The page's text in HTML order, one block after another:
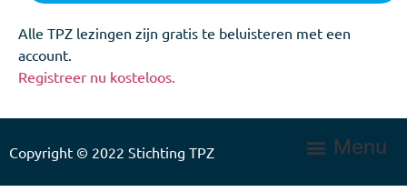
Alle TPZ lezingen zijn gratis te beluisteren met een
account.
Registreer nu kosteloos.
Copyright © 2022 Stichting TPZ